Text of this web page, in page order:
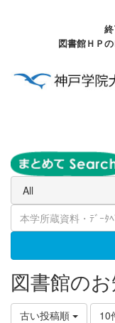
図書館ＨＰ
図書館の
古い投稿順 10